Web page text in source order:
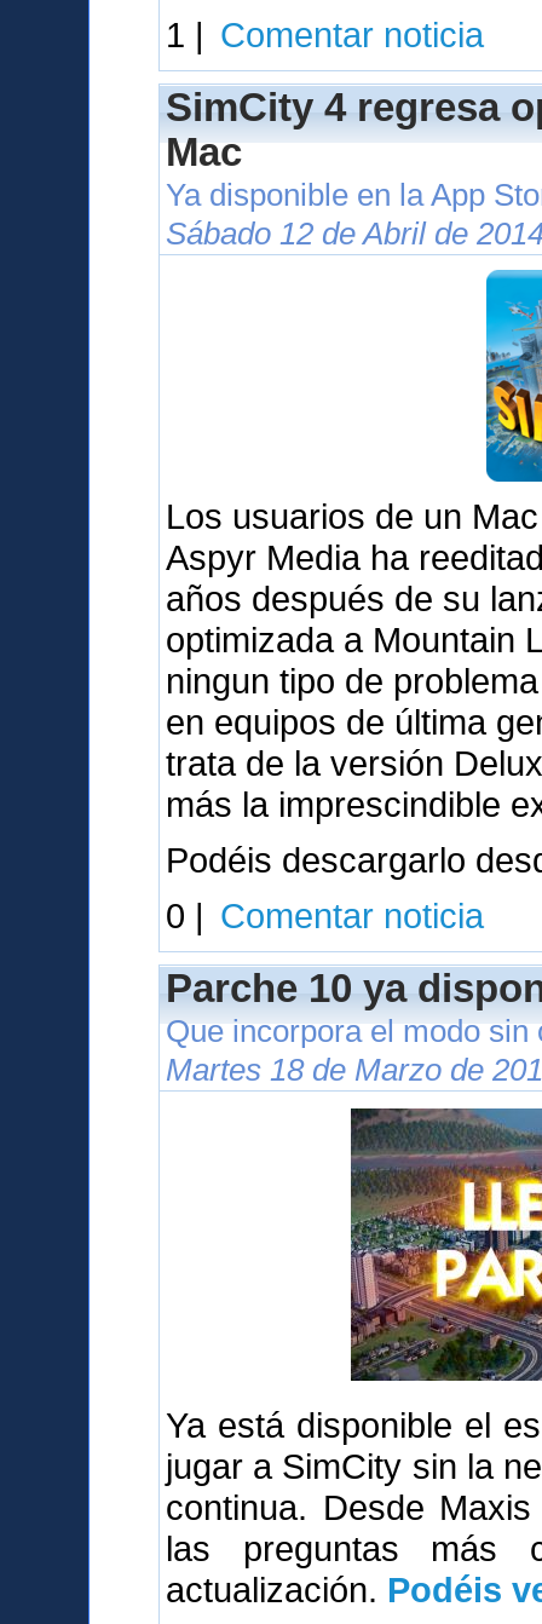
1 | Comentar noticia
SimCity 4 regresa
Mac
Ya disponible en la App
Sábado 12 de Abril de
Los usuarios de un
Aspyr Media ha
años después de su
optimizada a Mountain
ningun tipo de
en equipos de última
trata de la versión
más la imprescindible
Podéis descargarlo
0 | Comentar noticia
Parche 10 ya
Que incorpora el modo sin
Martes 18 de Marzo de
Ya está disponible el
jugar a SimCity sin la
continua. Desde
las preguntas más
actualización. Podéis